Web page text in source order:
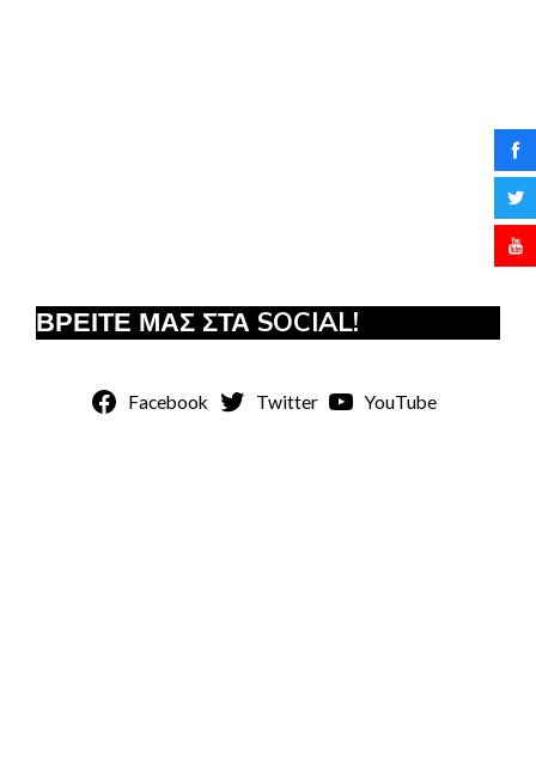
ΒΡΕΙΤΕ ΜΑΣ ΣΤΑ SOCIAL!
Facebook Twitter YouTube